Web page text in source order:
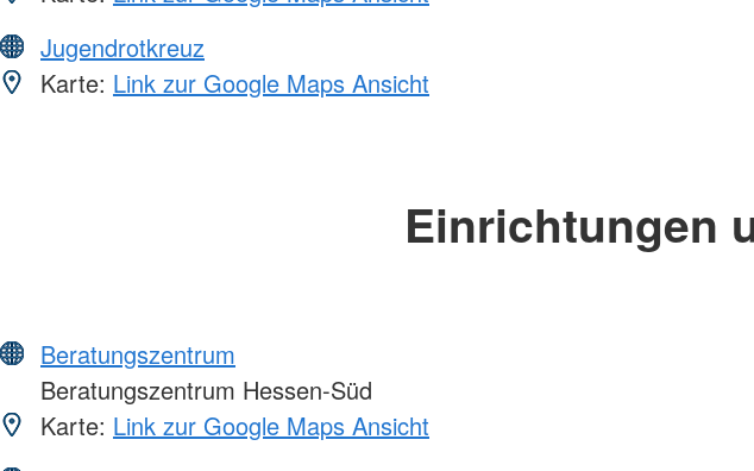
Jugendrotkreuz
Karte: Link zur Google Maps Ansicht
Einrichtungen
Beratungszentrum
Beratungszentrum Hessen-Süd
Karte: Link zur Google Maps Ansicht